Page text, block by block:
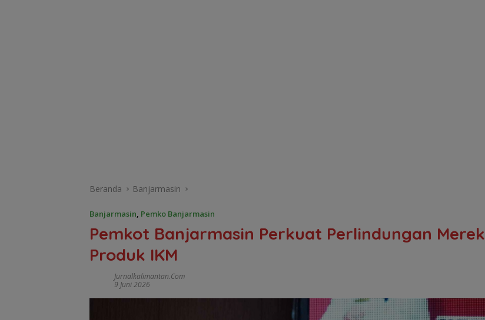
Beranda Banjarmasin
Banjarmasin, Pemko Banjarmasin
Pemkot Banjarmasin Perkuat Perlindungan Merek
Produk IKM
Jurnalkalimantan.com
9 Juni 2026